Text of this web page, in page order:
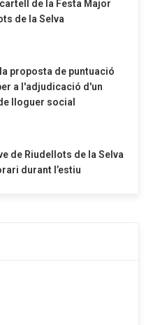
de la Festa Major
de la Selva
proposta de puntuació
a l'adjudicació d'un
lloguer social
de Riudellots de la Selva
durant l’estiu